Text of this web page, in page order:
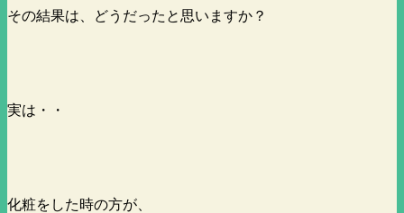
その結果は、どうだったと思いますか？
実は・・
化粧をした時の方が、